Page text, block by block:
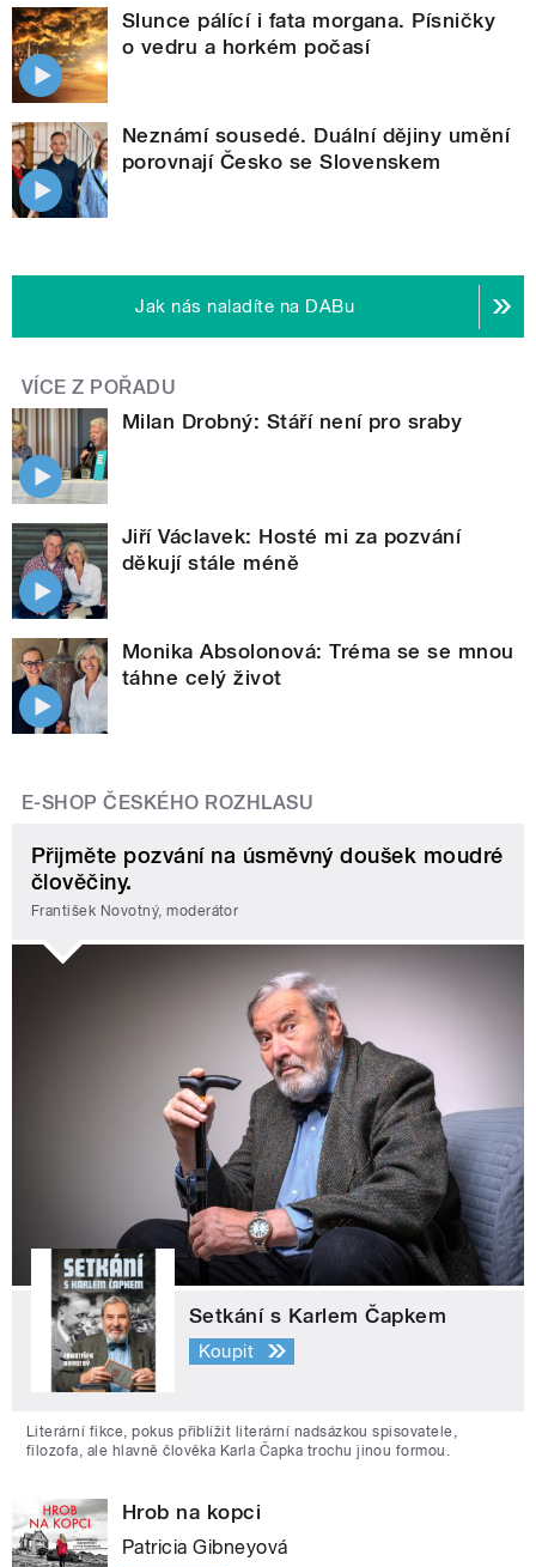
Slunce pálící i fata morgana. Písničky
o vedru a horkém počasí
Neznámí sousedé. Duální dějiny umění
porovnají Česko se Slovenskem
Jak nás naladíte na DABu
VÍCE Z POŘADU
Milan Drobný: Stáří není pro sraby
Jiří Václavek: Hosté mi za pozvání
děkují stále méně
Monika Absolonová: Tréma se se mnou
táhne celý život
E-SHOP ČESKÉHO ROZHLASU
Přijměte pozvání na úsměvný doušek moudré
člověčiny.
František Novotný, moderátor
Setkání s Karlem Čapkem
Koupit
Literární fikce, pokus přiblížit literární nadsázkou spisovatele,
filozofa, ale hlavně člověka Karla Čapka trochu jinou formou.
Hrob na kopci
Patricia Gibneyová